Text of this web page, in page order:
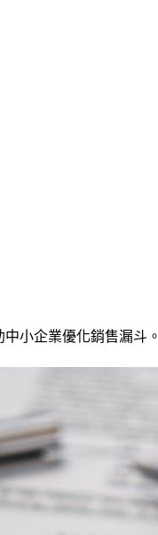
小企業優化銷售漏斗。